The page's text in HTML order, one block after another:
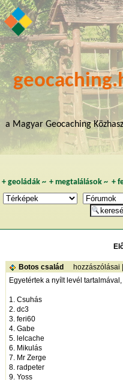
a Magyar Geocaching
+ geoládák~ +megtalálások ~ +
Botos család hozzászólásai |
Egyetértek a nyílt levél
1. Csuhás
2. dc3
3. feri60
4. Gabe
5. lelcache
6. Mikulás
7. Mr Zerge
8. radpeter
9. Yoss